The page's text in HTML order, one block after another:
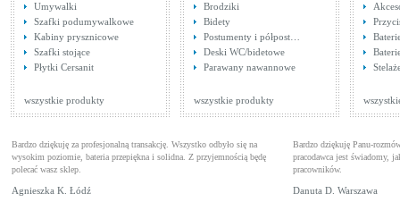
Tres Monoclasic
1900
5.47.103.02.01
Cena: 835,00 zł
Tres Cuadro Exclusive
Cena: 729,00 zł WIĘCEJ
Umywalki
Szafki podumywalkowe
Kabiny prysznicowe
Szafki stojące
Płytki Cersanit
wszystkie produkty
Brodziki
Bidety
Postumenty i półpost…
Deski WC/bidetowe
Parawany nawannowe
wszystkie produkty
Bardzo dziękuję za profesjonalną transakcję. Wszystko odbyło się na
wysokim poziomie, bateria przepiękna i solidna. Z przyjemnością będę
polecać wasz sklep.
Agnieszka K. Łódź
Bardzo dziękuję Panu-
pracodawca jest świadomy,
pracowników.
Danuta D. Warszawa